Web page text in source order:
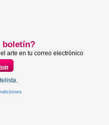
boletín?
arte en tu correo electrónico
.